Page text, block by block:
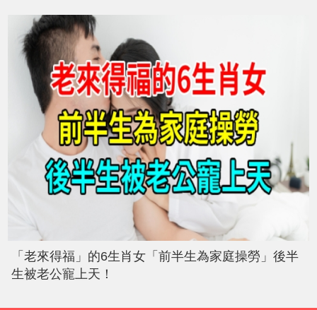
「老來得福」的6生肖女「前半生為家庭操勞」後半
生被老公寵上天！